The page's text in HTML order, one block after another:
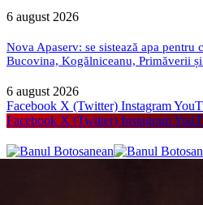
6 august 2026
Nova Apaserv: se sistează apa pentru
Bucovina, Kogălniceanu, Primăverii
6 august 2026
Facebook X (Twitter) Instagram
Facebook X (Twitter) Instagram